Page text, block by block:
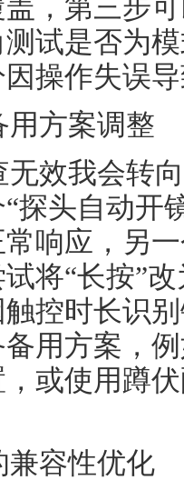
，第三步
试是否为
操作失误
用方案调整
无效我会转
探头自动开
响应，另
将“长按”
控时长识
用方案，
或使用蹲
兼容性优化